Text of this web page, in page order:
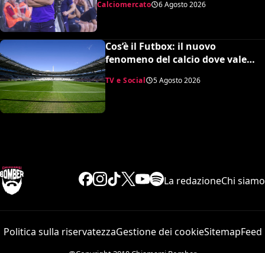
Calciomercato 6 Agosto 2026
Cos’è il Futbox: il nuovo
fenomeno del calcio dove vale
quasi tutto e scoppiano le risse
TV e Social 5 Agosto 2026
La redazioneChi siamo
Politica sulla riservatezzaGestione dei cookieSitemapFeed